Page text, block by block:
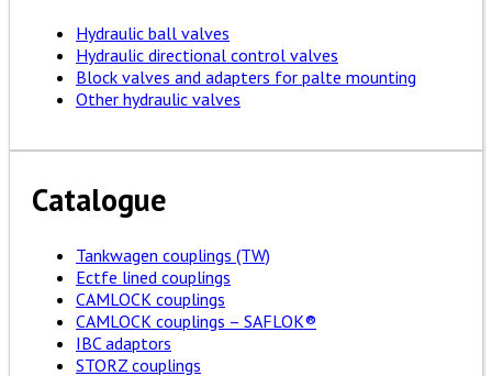
Hydraulic ball valves
Hydraulic directional control valves
Block valves and adapters for palte mounting
Other hydraulic valves
Catalogue
Tankwagen couplings (TW)
Ectfe lined couplings
CAMLOCK couplings
CAMLOCK couplings – SAFLOK®
IBC adaptors
STORZ couplings